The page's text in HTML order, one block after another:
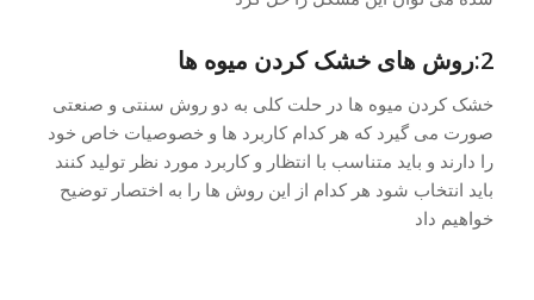
2:روش های خشک کردن میوه ها
خشک کردن میوه ها در حلت کلی به دو روش سنتی و صنعتی
صورت می گیرد که هر کدام کاربرد ها و خصوصیات خاص خود
را دارند و باید متناسب با انتظار و کاربرد مورد نظر تولید کنند
باید انتخاب شود هر کدام از این روش ها را به اختصار توضیح
خواهیم داد